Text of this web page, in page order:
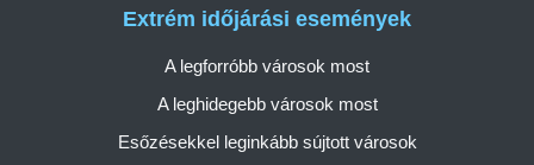
Extrém időjárási események
A legforróbb városok most
A leghidegebb városok most
Esőzésekkel leginkább sújtott városok